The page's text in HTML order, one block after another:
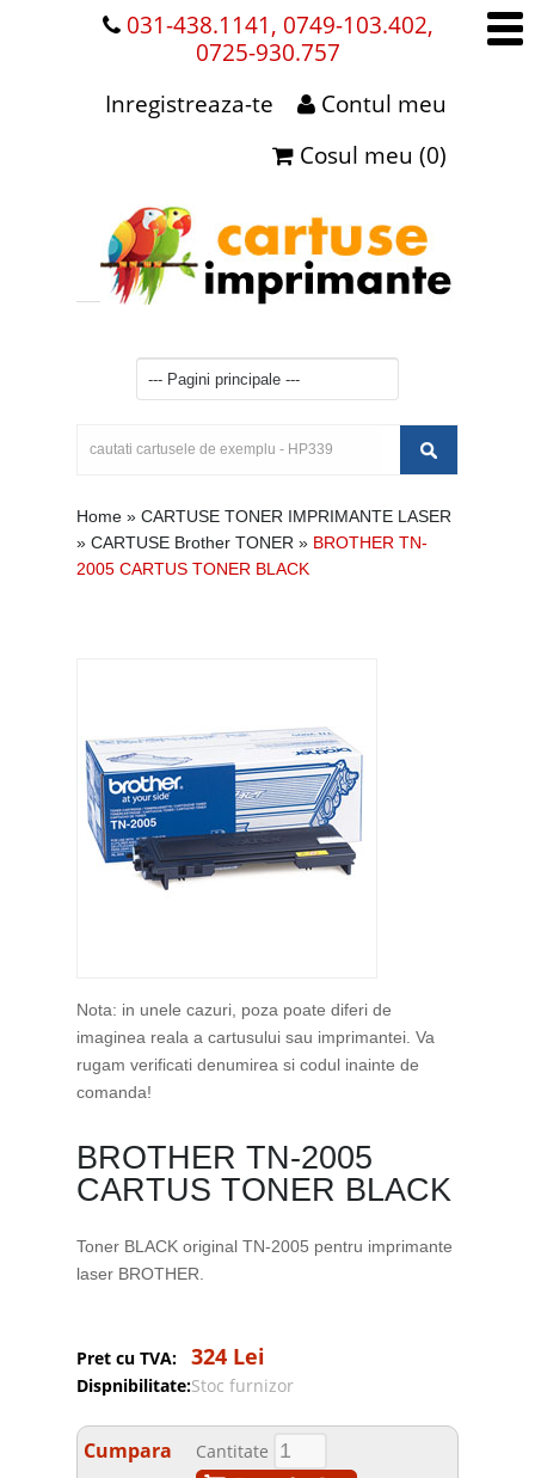
031-438.1141, 0749-103.402,
0725-930.757
Contul meu
Inregistreaza-te
Cosul meu (0)
Home » CARTUSE TONER IMPRIMANTE LASER
» CARTUSE Brother TONER » BROTHER TN-
2005 CARTUS TONER BLACK
Nota: in unele cazuri, poza poate diferi de
imaginea reala a cartusului sau imprimantei. Va
rugam verificati denumirea si codul inainte de
comanda!
BROTHER TN-2005
CARTUS TONER BLACK
Toner BLACK original TN-2005 pentru imprimante
laser BROTHER.
Pret cu TVA: 324 Lei
Dispnibilitate:Stoc furnizor
Cumpara Cantitate